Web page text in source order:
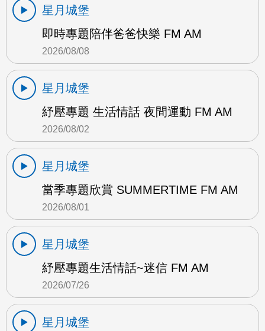
星月城堡
即時專題陪伴爸爸快樂 FM AM
2026/08/08
星月城堡
紓壓專題 生活情話 夜間運動 FM AM
2026/08/02
星月城堡
當季專題欣賞 SUMMERTIME FM AM
2026/08/01
星月城堡
紓壓專題生活情話~迷信 FM AM
2026/07/26
星月城堡